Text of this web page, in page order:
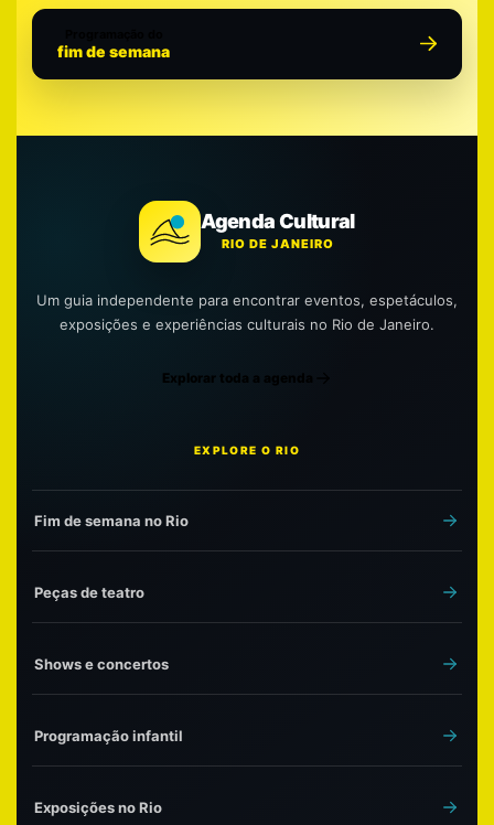
fim de semana
Agenda Cultural
RIO DE JANEIRO
Um guia independente para encontrar eventos, espetáculos,
exposições e experiências culturais no Rio de Janeiro.
Explorar toda a agenda
EXPLORE O RIO
Fim de semana no Rio
Peças de teatro
Shows e concertos
Programação infantil
Exposições no Rio